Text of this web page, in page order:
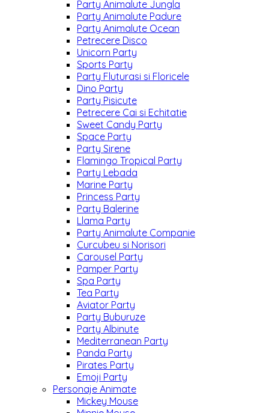
Party Animalute Jungla
Party Animalute Padure
Party Animalute Ocean
Petrecere Disco
Unicorn Party
Sports Party
Party Fluturasi si Floricele
Dino Party
Party Pisicute
Petrecere Cai si Echitatie
Sweet Candy Party
Space Party
Party Sirene
Flamingo Tropical Party
Party Lebada
Marine Party
Princess Party
Party Balerine
Llama Party
Party Animalute Companie
Curcubeu si Norisori
Carousel Party
Pamper Party
Spa Party
Tea Party
Aviator Party
Party Buburuze
Party Albinute
Mediterranean Party
Panda Party
Pirates Party
Emoji Party
Personaje Animate
Mickey Mouse